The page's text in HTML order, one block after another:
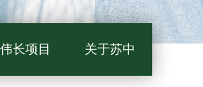
伟长项目 关于苏中